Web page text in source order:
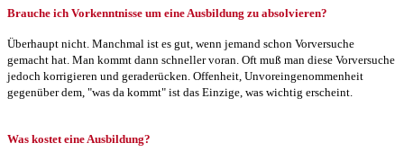
Brauche ich Vorkenntnisse um eine Ausbildung zu absolvieren?
Überhaupt nicht. Manchmal ist es gut, wenn jemand schon Vorversuche
gemacht hat. Man kommt dann schneller voran. Oft muß man diese Vorversuche
jedoch korrigieren und geraderücken. Offenheit, Unvoreingenommenheit
gegenüber dem, "was da kommt" ist das Einzige, was wichtig erscheint.
Was kostet eine Ausbildung?